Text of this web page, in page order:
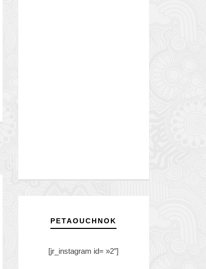
PETAOUCHNOK
[jr_instagram id= »2″]